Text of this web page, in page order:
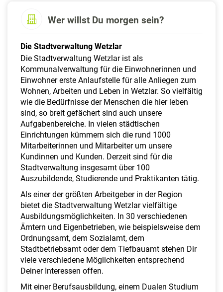
Wer willst Du morgen sein?
Die Stadtverwaltung Wetzlar
Die Stadtverwaltung Wetzlar ist als
Kommunalverwaltung für die Einwohnerinnen und
Einwohner erste Anlaufstelle für alle Anliegen zum
Wohnen, Arbeiten und Leben in Wetzlar. So vielfältig
wie die Bedürfnisse der Menschen die hier leben
sind, so breit gefächert sind auch unsere
Aufgabenbereiche. In vielen städtischen
Einrichtungen kümmern sich die rund 1000
Mitarbeiterinnen und Mitarbeiter um unsere
Kundinnen und Kunden. Derzeit sind für die
Stadtverwaltung insgesamt über 100
Auszubildende, Studierende und Praktikanten tätig.
Als einer der größten Arbeitgeber in der Region
bietet die Stadtverwaltung Wetzlar vielfältige
Ausbildungsmöglichkeiten. In 30 verschiedenen
Ämtern und Eigenbetrieben, wie beispielsweise dem
Ordnungsamt, dem Sozialamt, dem
Stadtbetriebsamt oder dem Tiefbauamt stehen Dir
viele verschiedene Möglichkeiten entsprechend
Deiner Interessen offen.
Mit einer Berufsausbildung, einem Dualen Studium